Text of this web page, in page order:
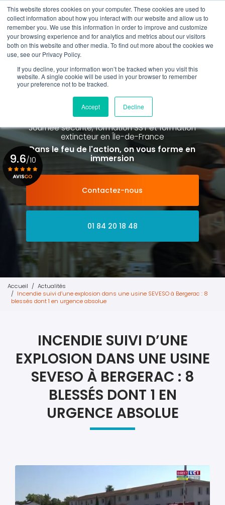
This website stores cookies on your computer. These cookies are used to
collect information about how you interact with our website and allow us to
remember you. We use this information in order to improve and customize
your browsing experience and for analytics and metrics about our visitors
both on this website and other media. To find out more about the cookies we
use, see our Privacy Policy.
If you decline, your information won’t be tracked when you visit this
website. A single cookie will be used in your browser to remember
your preference not to be tracked.
Accept Decline
Aller
au
contenu
principal
01 84 20 18 48
Rappel gratuit
Spécialiste de la formation SST et
de la Formation Incendie
à Paris La Défense depuis 2015
Journée sécurité, formation SST et formation
extincteuren Île-de-France
Dans le feu de l'action, on vous forme en
immersion
Contactez-nous
01 84 20 18 48
9.6/10
Voir le certificat
Accueil
Actualités
Incendie suivi d’une explosion dans une usine SEVESO à Bergerac : 8
blessés dont 1 en urgence absolue
INCENDIE SUIVI D’UNE
EXPLOSION DANS UNE USINE
SEVESO À BERGERAC : 8
BLESSÉS DONT 1 EN
URGENCE ABSOLUE